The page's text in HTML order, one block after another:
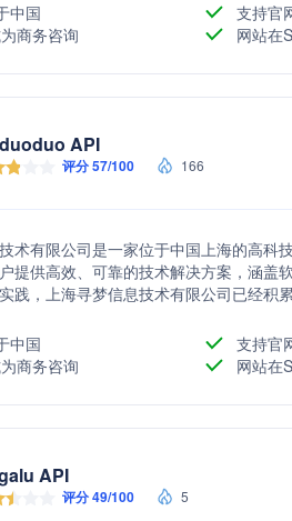
中国
支持官
商务咨询
网站在
API
评分 57/100 166
术有限公司是一家位于中国上海的高科
提供高效、可靠的技术解决方案，涵盖
践，上海寻梦信息技术有限公司已经积
中国
支持官
商务咨询
网站在
API
评分 49/100 5